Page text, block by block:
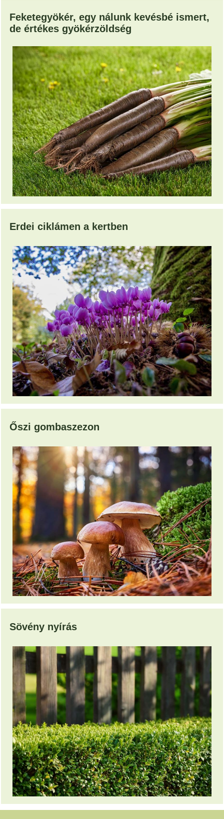
Feketegyökér, egy nálunk kevésbé ismert,
de értékes gyökérzöldség
Erdei ciklámen a kertben
Őszi gombaszezon
Sövény nyírás